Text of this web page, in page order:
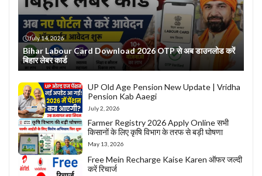
July 14, 2026
Bihar Labour Card Download 2026 OTP से अब डाउनलोड करें
बिहार लेबर कार्ड
UP Old Age Pension New Update | Vridha
Pension Kab Aaegi
July 2, 2026
Farmer Registry 2026 Apply Online सभी
किसानों के लिए कृषि विभाग के तरफ से बड़ी घोषणा
May 13, 2026
Free Mein Recharge Kaise Karen ऑफर जल्दी
करें रिचार्ज